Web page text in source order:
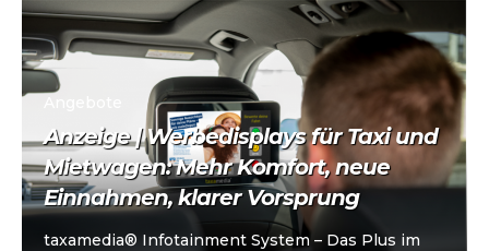
Anzeige | Werbedisplays für Taxi und
Mietwagen: Mehr Komfort, neue
Einnahmen, klarer Vorsprung
taxamedia® Infotainment System – Das Plus im